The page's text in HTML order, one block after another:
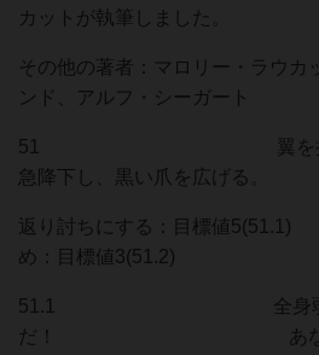
カットが執筆しました。
その他の著者：マロリー・ラウカ
ンド、アルフ・シーガート
51 翼を持つ目玉
急降下し、黒い爪を広げる。
返り討ちにする：目標値
め：目標値3(51.2)
51.1 全身弱
だ！ あなたが思い